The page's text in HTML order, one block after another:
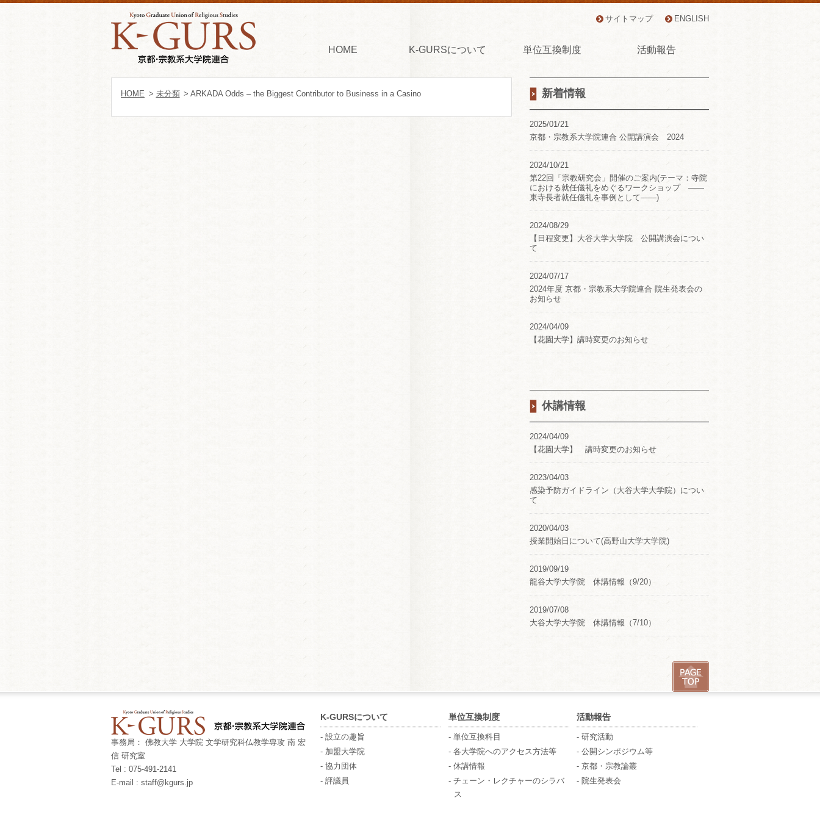
サイトマップ ENGLISH
HOME K-GURSについて 単位互換制度 活動報告
新着情報
2025/01/21
京都・宗教系大学院連合 公開講演会 2024
2024/10/21
第22回「宗教研究会」開催のご案内(テーマ：寺院
における就任儀礼をめぐるワークショップ ――
東寺長者就任儀礼を事例として――)
2024/08/29
【日程変更】大谷大学大学院 公開講演会につい
て
2024/07/17
2024年度 京都・宗教系大学院連合 院生発表会の
お知らせ
2024/04/09
【花園大学】講時変更のお知らせ
休講情報
2024/04/09
【花園大学】 講時変更のお知らせ
2023/04/03
感染予防ガイドライン（大谷大学大学院）につい
て
2020/04/03
授業開始日について(高野山大学大学院)
2019/09/19
龍谷大学大学院 休講情報（9/20）
2019/07/08
大谷大学大学院 休講情報（7/10）
HOME > 未分類 > ARKADA Odds – the Biggest Contributor to Business in a Casino
事務局： 佛教大学 大学院 文学研究科仏教学専攻 南 宏
信 研究室
Tel : 075-491-2141
E-mail : staff@kgurs.jp
K-GURSについて
- 設立の趣旨
- 加盟大学院
- 協力団体
- 評議員
単位互換制度
- 単位互換科目
- 各大学院へのアクセス方法等
- 休講情報
- チェーン・レクチャーのシラバ
ス
活動報告
- 研究活動
- 公開シンポジウム等
- 京都・宗教論叢
- 院生発表会